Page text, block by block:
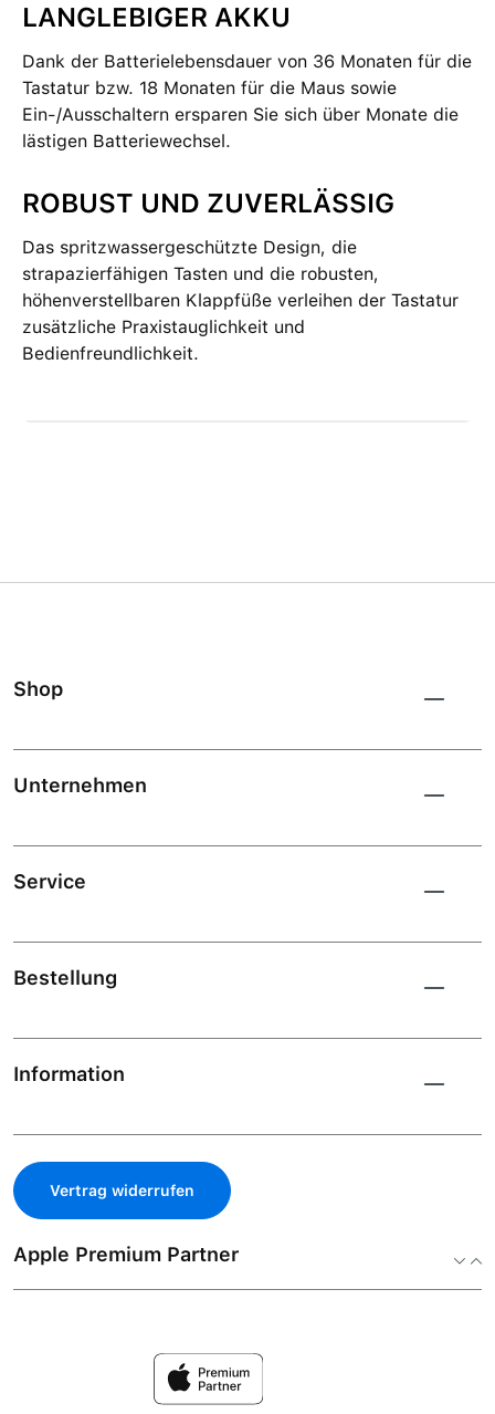
LANGLEBIGER AKKU
Dank der Batterielebensdauer von 36 Monaten für die
Tastatur bzw. 18 Monaten für die Maus sowie
Ein-/Ausschaltern ersparen Sie sich über Monate die
lästigen Batteriewechsel.
ROBUST UND ZUVERLÄSSIG
Das spritzwassergeschützte Design, die
strapazierfähigen Tasten und die robusten,
höhenverstellbaren Klappfüße verleihen der Tastatur
zusätzliche Praxistauglichkeit und
Bedienfreundlichkeit.
Shop
Unternehmen
Service
Bestellung
Information
Vertrag widerrufen
Apple Premium Partner